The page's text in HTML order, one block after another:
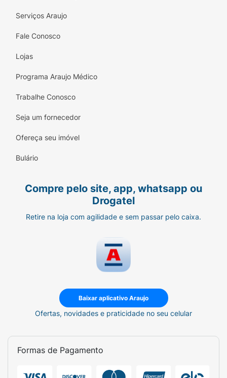
Serviços Araujo
Fale Conosco
Lojas
Programa Araujo Médico
Trabalhe Conosco
Seja um fornecedor
Ofereça seu imóvel
Bulário
Compre pelo site, app, whatsapp ou
Drogatel
Retire na loja com agilidade e sem passar pelo caixa.
Baixar aplicativo Araujo
Ofertas, novidades e praticidade no seu celular
Formas de Pagamento